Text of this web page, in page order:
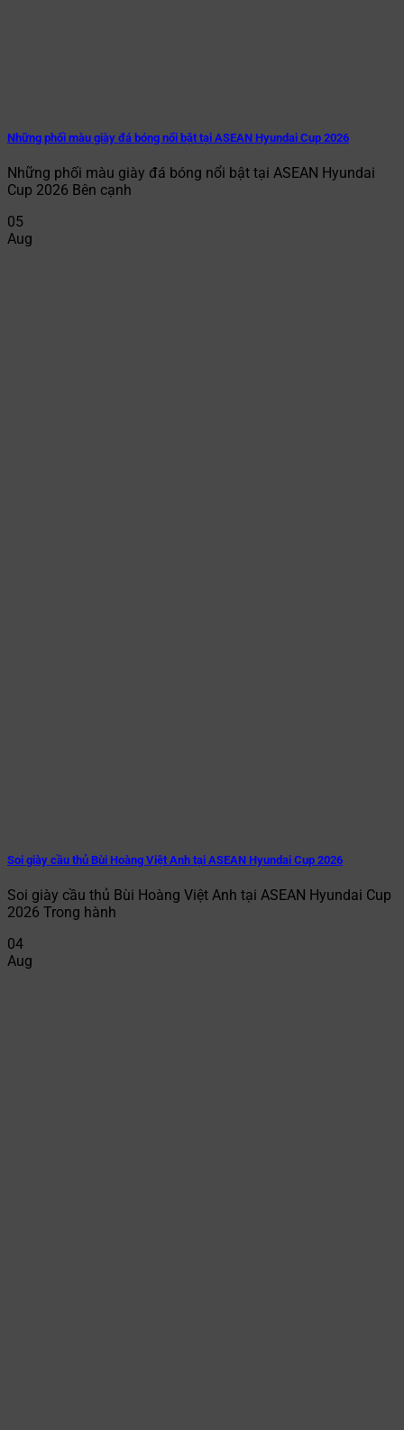
Những phối màu giày đá bóng nổi bật tại ASEAN Hyundai Cup 2026
Những phối màu giày đá bóng nổi bật tại ASEAN Hyundai
Cup 2026 Bên cạnh
05
Aug
Soi giày cầu thủ Bùi Hoàng Việt Anh tại ASEAN Hyundai Cup 2026
Soi giày cầu thủ Bùi Hoàng Việt Anh tại ASEAN Hyundai Cup
2026 Trong hành
04
Aug